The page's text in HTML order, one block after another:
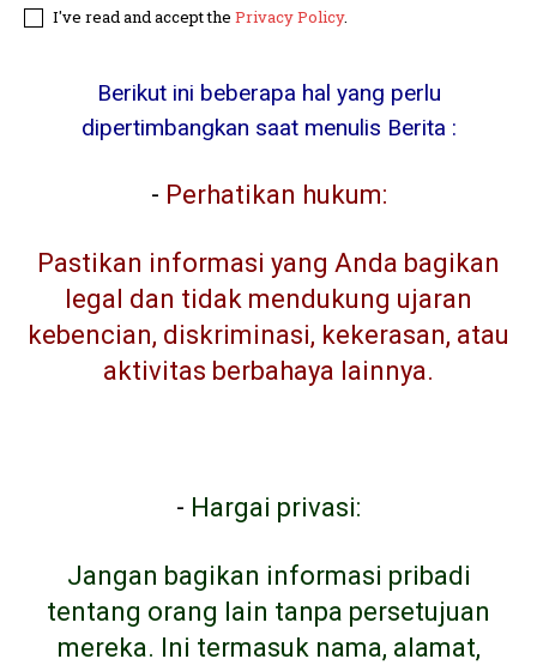
I've read and accept the Privacy Policy.
Berikut ini beberapa hal yang perlu
dipertimbangkan saat menulis Berita :
- Perhatikan hukum:
Pastikan informasi yang Anda bagikan
legal dan tidak mendukung ujaran
kebencian, diskriminasi, kekerasan, atau
aktivitas berbahaya lainnya.
- Hargai privasi:
Jangan bagikan informasi pribadi
tentang orang lain tanpa persetujuan
mereka. Ini termasuk nama, alamat,